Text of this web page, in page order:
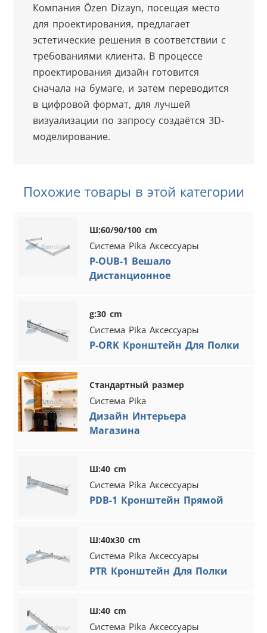
Компания Özen Dizayn, посещая место
для проектирования, предлагает
эстетические решения в соответствии с
требованиями клиента. В процессе
проектирования дизайн готовится
сначала на бумаге, и затем переводится
в цифровой формат, для лучшей
визуализации по запросу создаётся 3D-
моделирование.
Похожие товары в этой категории
Ш:60/90/100 cm
Система Pika Аксессуары
P-OUB-1 Вешало
Дистанционное
g:30 cm
Система Pika Аксессуары
P-ORK Кронштейн Для Полки
Стандартный размер
Система Pika
Дизайн Интерьера
Магазина
Ш:40 cm
Система Pika Аксессуары
PDB-1 Кронштейн Прямой
Ш:40x30 cm
Система Pika Аксессуары
PTR Кронштейн Для Полки
Ш:40 cm
Система Pika Аксессуары